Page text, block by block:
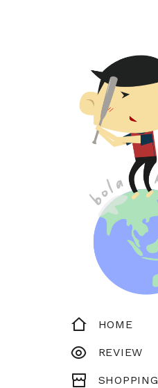
HOME
REVIEW
SHOPPING